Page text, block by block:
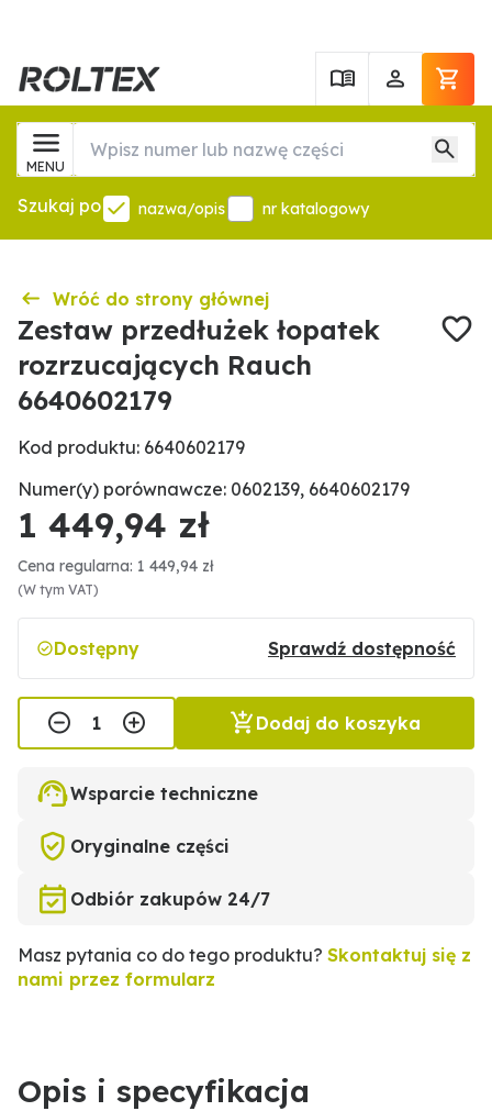
MENU
Szukaj po nazwa/opis nr katalogowy
Wróć do strony głównej
Zestaw przedłużek łopatek
rozrzucających Rauch
6640602179
Kod produktu: 6640602179
Numer(y) porównawcze: 0602139, 6640602179
1 449,94 zł
Cena regularna: 1 449,94 zł
(W tym VAT)
Dostępny Sprawdź dostępność
Dodaj do koszyka
Wsparcie techniczne
Oryginalne części
Odbiór zakupów 24/7
Masz pytania co do tego produktu? Skontaktuj się z
nami przez formularz
Opis i specyfikacja